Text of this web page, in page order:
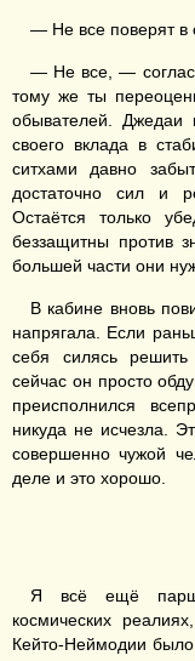
— Не все поверят в
— Не все, —
тому же ты
обывателей.
своего вклада в
ситхами давно
достаточно сил и
Остаётся только
беззащитны против
большей части они
В кабине вновь
напрягала. Если
себя силясь решить
сейчас он просто
преисполнился
никуда не исчезла.
совершенно чужой
деле и это хорошо.
Я всё ещё
космических
Кейто-Неймодии